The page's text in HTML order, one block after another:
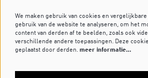
VOLG ONS OP
We maken gebruik van cookies en
gebruik van de website te analyseren, om het
content van derden af te beelden, zoals ook
verschillende andere toepassingen. Deze
geplaatst door derden. meer informatie…